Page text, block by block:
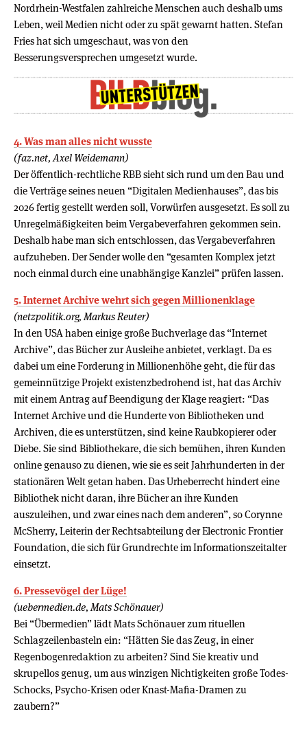
Nordrhein-Westfalen zahlreiche Menschen auch deshalb ums
Leben, weil Medien nicht oder zu spät gewarnt hatten. Stefan
Fries hat sich umgeschaut, was von den
Besserungsversprechen umgesetzt wurde.
4. Was man alles nicht wusste
(faz.net, Axel Weidemann)
Der öffentlich-rechtliche RBB sieht sich rund um den Bau und
die Verträge seines neuen “Digitalen Medienhauses”, das bis
2026 fertig gestellt werden soll, Vorwürfen ausgesetzt. Es soll zu
Unregelmäßigkeiten beim Vergabeverfahren gekommen sein.
Deshalb habe man sich entschlossen, das Vergabeverfahren
aufzuheben. Der Sender wolle den “gesamten Komplex jetzt
noch einmal durch eine unabhängige Kanzlei” prüfen lassen.
5. Internet Archive wehrt sich gegen Millionenklage
(netzpolitik.org, Markus Reuter)
In den USA haben einige große Buchverlage das “Internet
Archive”, das Bücher zur Ausleihe anbietet, verklagt. Da es
dabei um eine Forderung in Millionenhöhe geht, die für das
gemeinnützige Projekt existenzbedrohend ist, hat das Archiv
mit einem Antrag auf Beendigung der Klage reagiert: “Das
Internet Archive und die Hunderte von Bibliotheken und
Archiven, die es unterstützen, sind keine Raubkopierer oder
Diebe. Sie sind Bibliothekare, die sich bemühen, ihren Kunden
online genauso zu dienen, wie sie es seit Jahrhunderten in der
stationären Welt getan haben. Das Urheberrecht hindert eine
Bibliothek nicht daran, ihre Bücher an ihre Kunden
auszuleihen, und zwar eines nach dem anderen”, so Corynne
McSherry, Leiterin der Rechtsabteilung der Electronic Frontier
Foundation, die sich für Grundrechte im Informationszeitalter
einsetzt.
6. Pressevögel der Lüge!
(uebermedien.de, Mats Schönauer)
Bei “Übermedien” lädt Mats Schönauer zum rituellen
Schlagzeilenbasteln ein: “Hätten Sie das Zeug, in einer
Regenbogenredaktion zu arbeiten? Sind Sie kreativ und
skrupellos genug, um aus winzigen Nichtigkeiten große Todes-
Schocks, Psycho-Krisen oder Knast-Mafia-Dramen zu
zaubern?”